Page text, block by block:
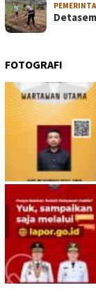
FOTOGRAFI